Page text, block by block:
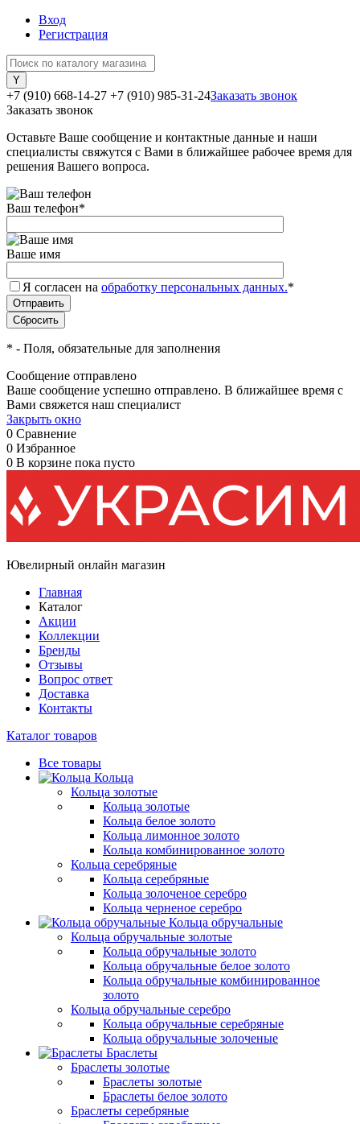
Вход
Регистрация
+7 (910) 668-14-27 +7 (910) 985-31-24Заказать звонок
Заказать звонок
Оставьте Ваше сообщение и контактные данные и наши
специалисты свяжутся с Вами в ближайшее рабочее время для
решения Вашего вопроса.
Ваш телефон*
Ваше имя
Я согласен на обработку персональных данных.*
* - Поля, обязательные для заполнения
Сообщение отправлено
Ваше сообщение успешно отправлено. В ближайшее время с
Вами свяжется наш специалист
Закрыть окно
0 Сравнение
0 Избранное
0 В корзине пока пусто
Ювелирный онлайн магазин
Главная
Каталог
Акции
Коллекции
Бренды
Отзывы
Вопрос ответ
Доставка
Контакты
Каталог товаров
Все товары
Кольца
Кольца золотые
Кольца золотые
Кольца белое золото
Кольца лимонное золото
Кольца комбинированное золото
Кольца серебряные
Кольца серебряные
Кольца золоченое серебро
Кольца черненое серебро
Кольца обручальные
Кольца обручальные золотые
Кольца обручальные золото
Кольца обручальные белое золото
Кольца обручальные комбинированное
золото
Кольца обручальные серебро
Кольца обручальные серебряные
Кольца обручальные золоченые
Браслеты
Браслеты золотые
Браслеты золотые
Браслеты белое золото
Браслеты серебряные